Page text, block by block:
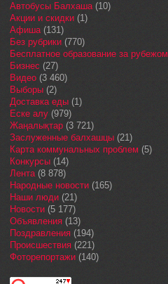
Автобусы Балхаша(10)
Акции и скидки (1)
Афиша(131)
Без рубрики (770)
Бесплатное образование за рубежом
Бизнес (27)
Видео (3 460)
Выборы (2)
Доставка еды (1)
Еске алу (979)
Жаңалықтар (3 721)
Заслуженные балхашцы (21)
Карта коммунальных проблем (5)
Конкурсы (14)
Лента(8 878)
Народные новости (165)
Наши люди (21)
Новости (5 177)
Объявления (13)
Поздравления (194)
Происшествия (221)
Фоторепортажи (140)